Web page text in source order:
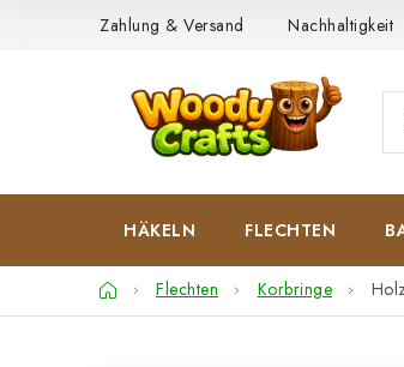
Zahlung & Versand Nachhaltigkeit
HÄKELN FLECHTEN
StartseiteFlechten Korbringe